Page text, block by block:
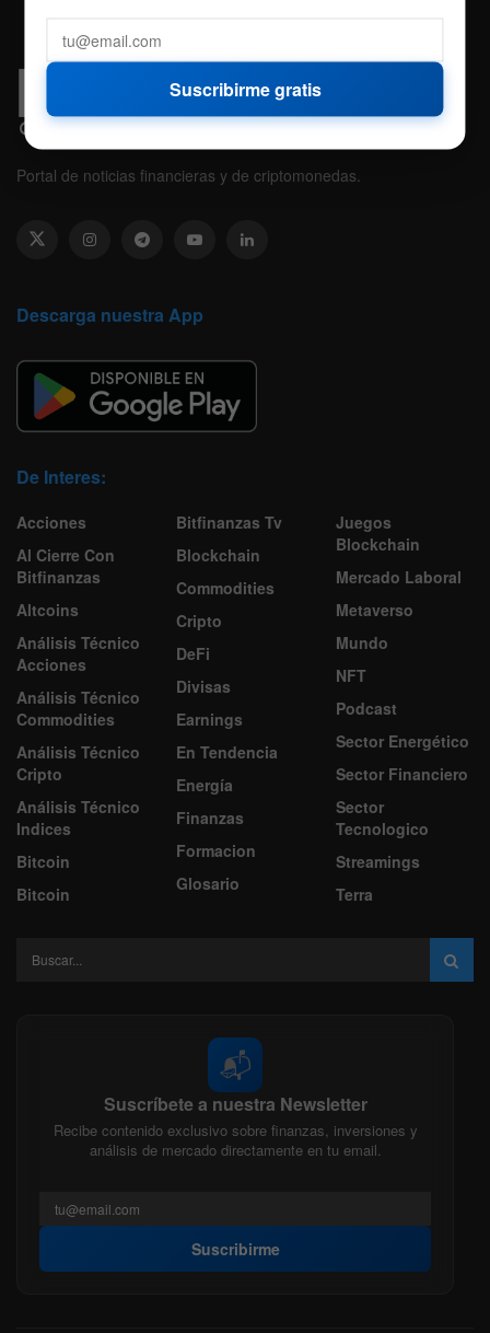
Portal de noticias financieras y de criptomonedas.
Descarga nuestra App
De Interes:
Acciones
Al Cierre Con
Bitfinanzas
Altcoins
Análisis Técnico
Acciones
Análisis Técnico
Commodities
Análisis Técnico
Cripto
Análisis Técnico
Indices
Bitcoin
Bitcoin
Bitfinanzas Tv
Blockchain
Commodities
Cripto
DeFi
Divisas
Earnings
En Tendencia
Energía
Finanzas
Formacion
Glosario
Juegos
Blockchain
Mercado Laboral
Metaverso
Mundo
NFT
Podcast
Sector Energético
Sector Financiero
Sector
Tecnologico
Streamings
Terra
📬
Suscríbete a nuestra Newsletter
Recibe contenido exclusivo sobre finanzas, inversiones y
análisis de mercado directamente en tu email.
Suscribirme
Suscribirme gratis